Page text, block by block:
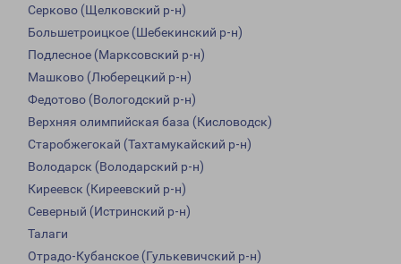
Серково (Щелковский р-н)
Большетроицкое (Шебекинский р-н)
Подлесное (Марксовский р-н)
Машково (Люберецкий р-н)
Федотово (Вологодский р-н)
Верхняя олимпийская база (Кисловодск)
Старобжегокай (Тахтамукайский р-н)
Володарск (Володарский р-н)
Киреевск (Киреевский р-н)
Северный (Истринский р-н)
Талаги
Отрадо-Кубанское (Гулькевичский р-н)